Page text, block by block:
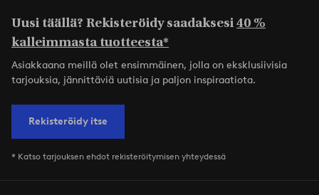
Uusi täällä? Rekisteröidy saadaksesi40 %
kalleimmasta tuotteesta*
Asiakkaana meillä olet ensimmäinen, jolla on eksklusiivisia
tarjouksia, jännittäviä uutisia ja paljon inspiraatiota.
Rekisteröidy itse
* Katso tarjouksen ehdot rekisteröitymisen yhteydessä